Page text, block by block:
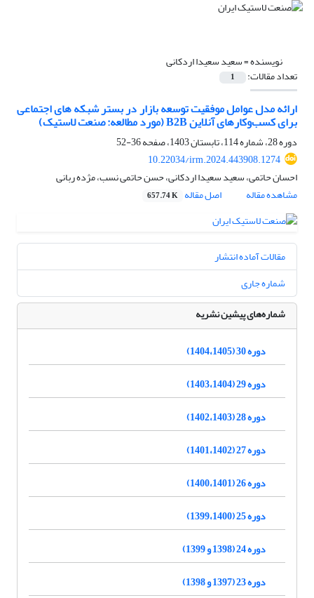
نویسنده =سعید سعیدا اردکانی
تعداد مقالات: 1
ارائه مدل عوامل موفقیت توسعه بازار در بستر شبکه های اجتماعی
برای کسب‌وکارهای آنلاین B2B (مورد مطالعه: صنعت لاستیک)
دوره 28، شماره 114، تابستان 1403، صفحه
36-52
10.22034/irm.2024.443908.1274
احسان حاتمی، سعید سعیدا اردکانی، حسن حاتمی نسب، مژده ربانی
مشاهده مقاله
اصل مقاله 657.74 K
مقالات آماده انتشار
شماره جاری
شماره‌های پیشین نشریه
دوره 30 (1404،1405)
دوره 29 (1403،1404)
دوره 28 (1402،1403)
دوره 27 (1401،1402)
دوره 26 (1400،1401)
دوره 25 (1399،1400)
دوره 24 (1398 و 1399)
دوره 23 (1397 و 1398)